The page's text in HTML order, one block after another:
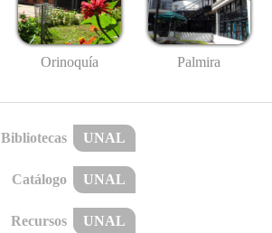
Orinoquía Palmira
Bibliotecas UNAL
Catálogo UNAL
Recursos UNAL